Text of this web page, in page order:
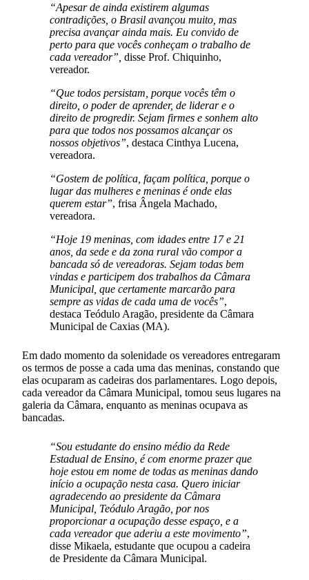
“Apesar de ainda existirem algumas
contradições, o Brasil avançou muito, mas
precisa avançar ainda mais. Eu convido de
perto para que vocês conheçam o trabalho de
cada vereador”, disse Prof. Chiquinho,
vereador.
“Que todos persistam, porque vocês têm o
direito, o poder de aprender, de liderar e o
direito de progredir. Sejam firmes e sonhem alto
para que todos nos possamos alcançar os
nossos objetivos”, destaca Cinthya Lucena,
vereadora.
“Gostem de política, façam política, porque o
lugar das mulheres e meninas é onde elas
querem estar”, frisa Ângela Machado,
vereadora.
“Hoje 19 meninas, com idades entre 17 e 21
anos, da sede e da zona rural vão compor a
bancada só de vereadoras. Sejam todas bem
vindas e participem dos trabalhos da Câmara
Municipal, que certamente marcarão para
sempre as vidas de cada uma de vocês”,
destaca Teódulo Aragão, presidente da Câmara
Municipal de Caxias (MA).
Em dado momento da solenidade os vereadores entregaram
os termos de posse a cada uma das meninas, constando que
elas ocuparam as cadeiras dos parlamentares. Logo depois,
cada vereador da Câmara Municipal, tomou seus lugares na
galeria da Câmara, enquanto as meninas ocupava as
bancadas.
“Sou estudante do ensino médio da Rede
Estadual de Ensino, é com enorme prazer que
hoje estou em nome de todas as meninas dando
início a ocupação nesta casa. Quero iniciar
agradecendo ao presidente da Câmara
Municipal, Teódulo Aragão, por nos
proporcionar a ocupação desse espaço, e a
cada vereador que aderiu a este movimento”,
disse Mikaela, estudante que ocupou a cadeira
de Presidente da Câmara Municipal.